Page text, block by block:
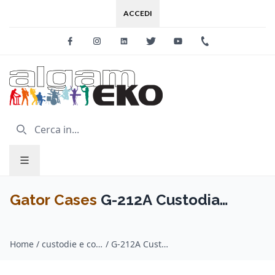
ACCEDI
FacebookInstagramLinkedinTwitter Youtube
Gator Cases G-212A Custodia
Home / custodie e cover amplificatori / Gator Cases / G-212A Custodia Combo 2x12 con maniglia e rotelle